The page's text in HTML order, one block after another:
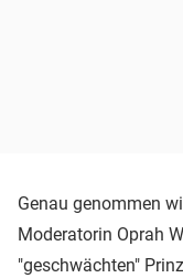
Genau genommen
Moderatorin Oprah
"geschwächten"